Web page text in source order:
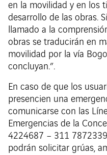
en la movilidad y en los
desarrollo de las obras.
llamado a la
obras se traducirán en
movilidad por la vía
concluyan.”.
En caso de que los
presencien una
comunicarse con las
Emergencias de la
4224687 – 311
podrán solicitar grúas,